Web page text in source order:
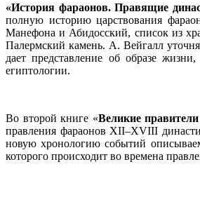
«История фараонов. Правящие
полную историю царствования
Манефона и Абидосский, список из
Палермский камень. А. Вейгалл
дает представление об образе
египтологии.
Во второй книге «Великие
правления фараонов XII–XVIII
новую хронологию событий
которого происходит во времена